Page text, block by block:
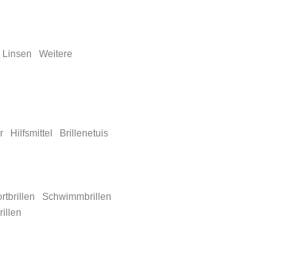
Linsen
Weitere
Hilfsmittel Brillenetuis
Schwimmbrillen